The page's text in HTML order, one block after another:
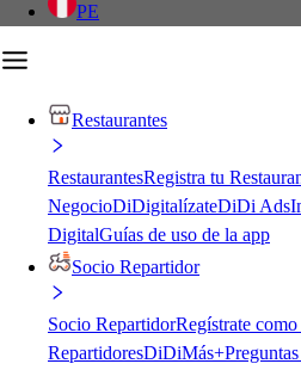
PE
Restaurantes
RestaurantesRegistra tu
NegocioDiDigitalízateDiDi Ads
DigitalGuías de uso de la app
Socio Repartidor
Socio RepartidorRegístrate
RepartidoresDiDiMás+